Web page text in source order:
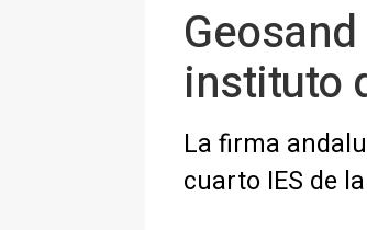
instituto
La firma
cuarto IES de